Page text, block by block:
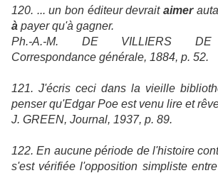
120. ... un bon éditeur devrait aimer
à payer qu'à gagner.
Ph.-A.-M. DE VILLIERS DE
Correspondance générale, 1884, p. 52.
121. J'écris ceci dans la vieille
penser qu'Edgar Poe est venu lire et
J. GREEN, Journal, 1937, p. 89.
122. En aucune période de l'histoire
s'est vérifiée l'opposition simpliste